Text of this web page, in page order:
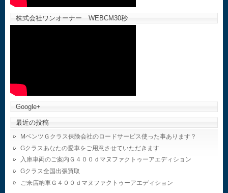
株式会社ワンオーナー WEBCM30秒
Google+
最近の投稿
MベンツＧクラス保険会社のロードサービス使った事あります？
Gクラスあなたの愛車をご用意させていただきます
入庫車両のご案内Ｇ４００ｄマヌファクトゥーアエディション
Gクラス全国出張買取
ご来店納車Ｇ４００ｄマヌファクトゥーアエディション